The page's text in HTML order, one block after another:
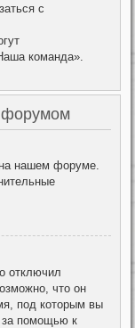
с
команда».
форумом
нашем форуме.
отключил
что он
под которым вы
за помощью к